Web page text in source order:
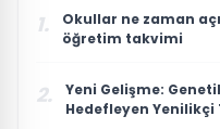
1.
Okullar ne zaman
öğretim takvimi
2.
Yeni Gelişme:
Hedefleyen